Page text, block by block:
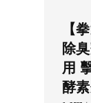
【
除
用
酵